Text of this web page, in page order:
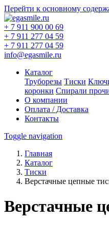
Перейти к основному
+ 7 911 900 00 69
+ 7 911 277 04 59
+ 7 911 277 04 59
info@egasmile.ru
Каталог
Труборезы Тиски
коронки Спирали
О компании
Оплата / Доставка
Контакты
Toggle navigation
Главная
Каталог
Тиски
Верстачные цепные
Верстачные